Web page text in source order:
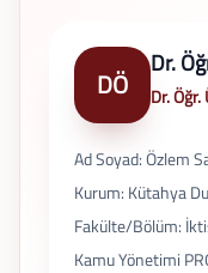
DÖ
Dr.
Dr.
Ad Soyad: Özlem
Kurum: Kütahya
Fakülte/Bölüm:
Kamu Yönetimi PROFİL ÖZETİ Dr. Öğr. Üyesi Özlem Sarı